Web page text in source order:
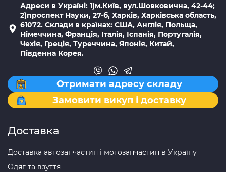
Адреси в Україні: 1)м.Київ, вул.Шовковична, 42-44;
2)проспект Науки, 27-б, Харків, Харківська область,
61072. Склади в країнах: США, Англія, Польща,
Німеччина, Франція, Італія, Іспанія, Португалія,
Чехія, Греція, Туреччина, Японія, Китай,
Південна Корея.
Отримати адресу складу
Замовити викуп і доставку
Доставка
Доставка автозапчастин і мотозапчастин в Україну
Одяг та взуття